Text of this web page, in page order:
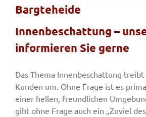
Tore
Bargteheide
Innenbeschattung –
informieren Sie gerne
Das Thema Innenbeschattung
Kunden um. Ohne Frage ist es
einer hellen, freundlichen
gibt ohne Frage auch ein „Zuviel